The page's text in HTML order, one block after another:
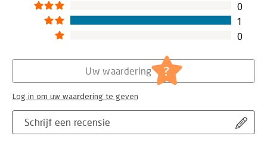
0
1
0
Schrijf een recensie
Uw waardering ?
Log in om uw waardering te geven